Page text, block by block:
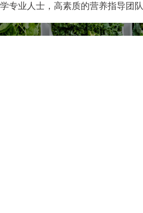
专业人士，高素质的营养指导团队